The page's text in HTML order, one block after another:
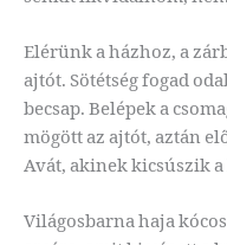
Elérünk a házhoz, a
ajtót. Sötétség fogad
becsap. Belépek a
mögött az ajtót, aztán
Avát, akinek kicsúszik
Világosbarna haja